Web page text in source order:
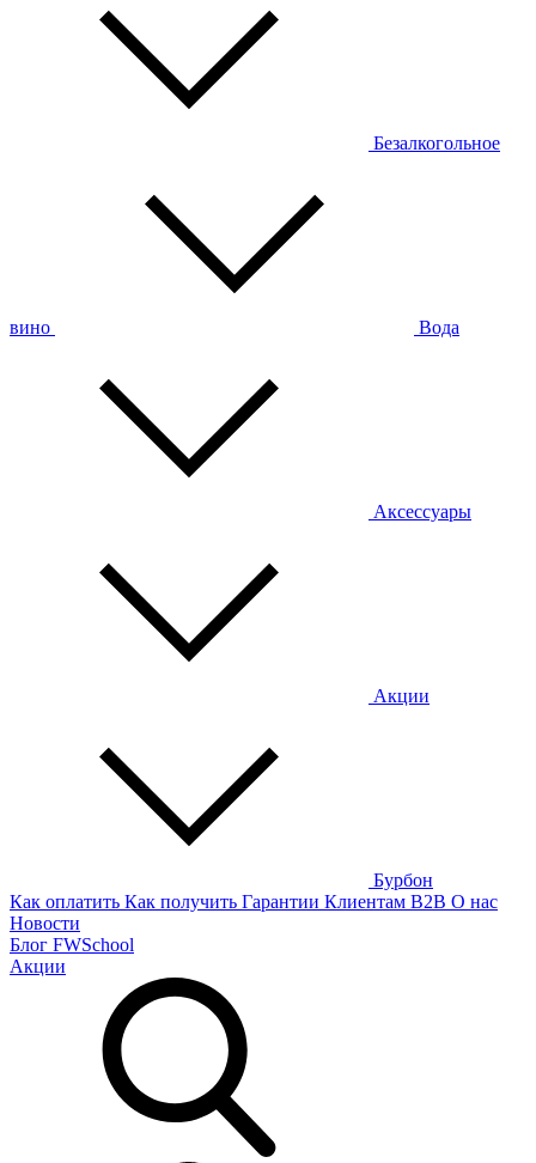
Безалкогольное
вино Вода
Аксессуары
Акции
Бурбон
Как оплатить Как получить Гарантии Клиентам B2B О нас
Новости
Блог FWSchool
Акции